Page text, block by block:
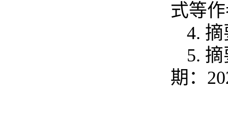
式等
4. 摘
5. 摘
期：